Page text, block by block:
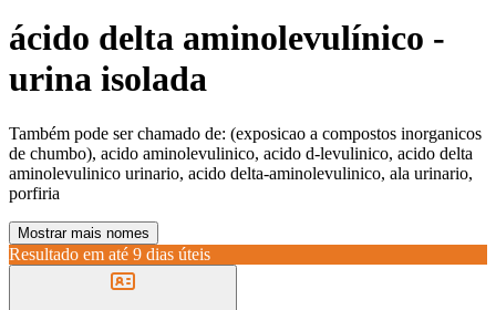
ácido delta aminolevulínico -
urina isolada
Também pode ser chamado de: (exposicao a compostos inorganicos
de chumbo), acido aminolevulinico, acido d-levulinico, acido delta
aminolevulinico urinario, acido delta-aminolevulinico, ala urinario,
porfiria
Mostrar mais nomes
Resultado em até 9 dias úteis